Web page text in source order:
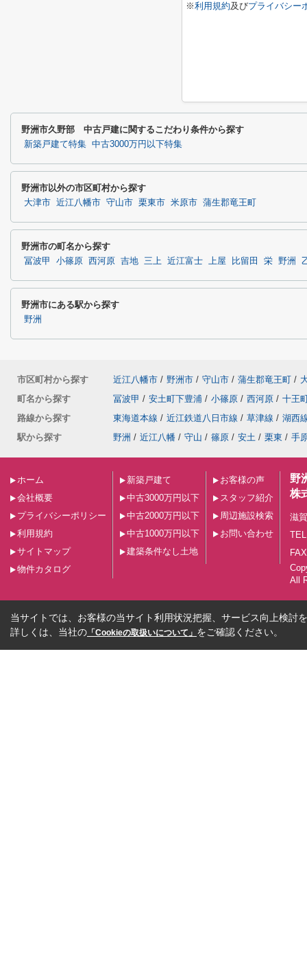
※利用規約及びプライバシー
野洲市久野部 中古戸建に関するこだわり条件から探す
新築戸建て特集 中古3000万円以下特集
野洲市以外の市区町村から探す
大津市 近江八幡市 守山市 栗東市 米原市 蒲生郡竜王町
野洲市の町名から探す
冨波甲 小篠原 西河原 吉地 三上 近江富士 上屋 比留田 栄 野洲
野洲市にある駅から探す
野洲
市区町村から探す 近江八幡市 / 野洲市 / 守山市 / 蒲生郡竜王町 /
町名から探す
冨波甲 / 安土町下豊浦 / 小篠原 / 西河原 / 十王
路線から探す
東海道本線 / 近江鉄道八日市線 / 草津線 / 湖西
駅から探す
野洲 / 近江八幡 / 守山 / 篠原 / 安土 / 栗東 / 手
ホーム
会社概要
プライバシーポリシー
利用規約
サイトマップ
物件カタログ
新築戸建て
中古3000万円以下
中古2000万円以下
中古1000万円以下
建築条件なし土地
お客様の声
スタッフ紹介
周辺施設検索
お問い合わせ
野
株
滋
All
当サイトでは、お客様の当サイト利用状況把握、サービス向上検討
詳しくは、当社の 「Cookieの取扱いについて」 をご確認ください。